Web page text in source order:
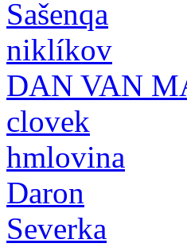
Sašenqa
niklíkov
DAN VAN
clovek
hmlovina
Daron
Severka